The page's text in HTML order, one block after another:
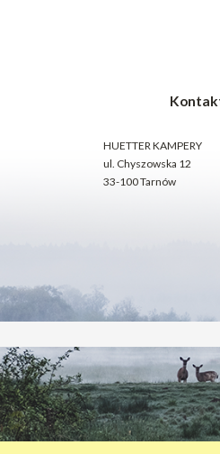
HUETTER KAMPERY
ul. Chyszowska 12
33-100 Tarnów